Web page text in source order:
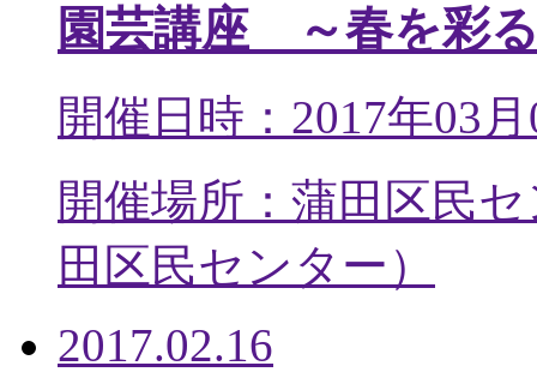
園芸講座 ～春を彩
開催日時：2017年03
開催場所：蒲田区民
田区民センター ）
2017.02.16